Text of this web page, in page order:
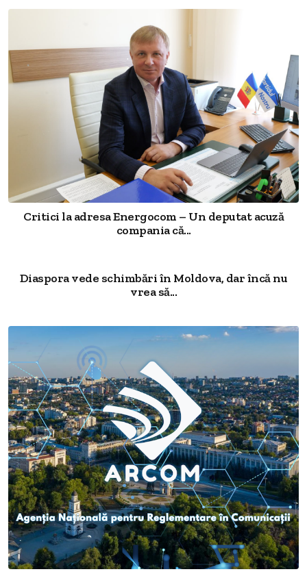
Critici la adresa Energocom – Un deputat acuză
compania că...
Diaspora vede schimbări în Moldova, dar încă nu
vrea să...